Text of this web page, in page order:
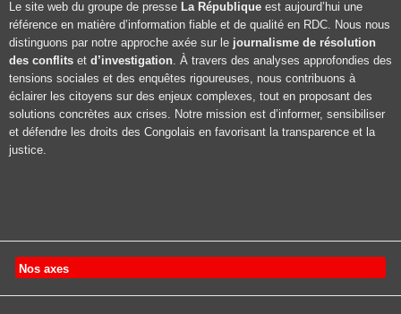
Le site web du groupe de presse La République est aujourd’hui une
référence en matière d’information fiable et de qualité en RDC. Nous nous
distinguons par notre approche axée sur le journalisme de résolution
des conflits et d’investigation. À travers des analyses approfondies des
tensions sociales et des enquêtes rigoureuses, nous contribuons à
éclairer les citoyens sur des enjeux complexes, tout en proposant des
solutions concrètes aux crises. Notre mission est d’informer, sensibiliser
et défendre les droits des Congolais en favorisant la transparence et la
justice.
Nos axes